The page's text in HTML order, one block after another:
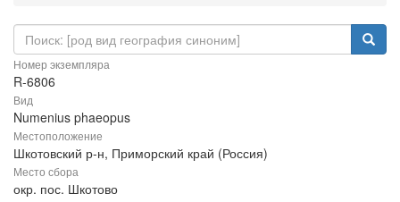
Номер экземпляра
R-6806
Вид
Numenius phaeopus
Местоположение
Шкотовский р-н, Приморский край (Россия)
Место сбора
окр. пос. Шкотово